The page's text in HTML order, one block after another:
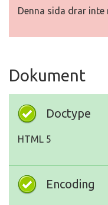
Denna sida drar
Dokument
Doctype
HTML 5
Encoding